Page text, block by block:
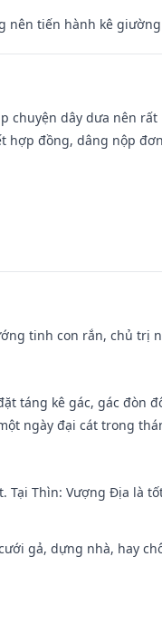
nên tiến hành kê
chuyện dây dưa nên
hợp đồng, dâng nộp
tinh con rắn, chủ trị
táng kê gác, gác đòn
ngày đại cát trong
Tại Thìn: Vượng Địa
gả, dựng nhà, hay